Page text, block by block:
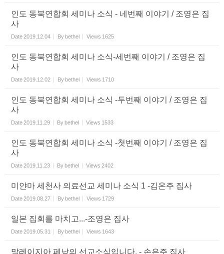
인도 동북연합회 세미나 소식 - 네번째 이야기 / 조영은 집
사
Date2019.12.04 By bethel Views 1625
인도 동북연합회 세미나 소식-세번째 이야기 / 조영은 집
사
Date2019.12.02 By bethel Views 1710
인도 동북연합회 세미나 소식 -두번째 이야기 / 조영은 집
사
Date2019.11.29 By bethel Views 1533
인도 동북연합회 세미나 소식 -첫번째 이야기 / 조영은 집
사
Date2019.11.23 By bethel Views 2402
미얀마 세천사 의료선교 세미나 소식 1 -김온주 집사
Date2019.08.27 By bethel Views 1729
일본 집회를 마치고...-조영은 집사
Date2019.05.31 By bethel Views 1643
말레이지아 페낭의 선교소식입니다. - 손은주 집사